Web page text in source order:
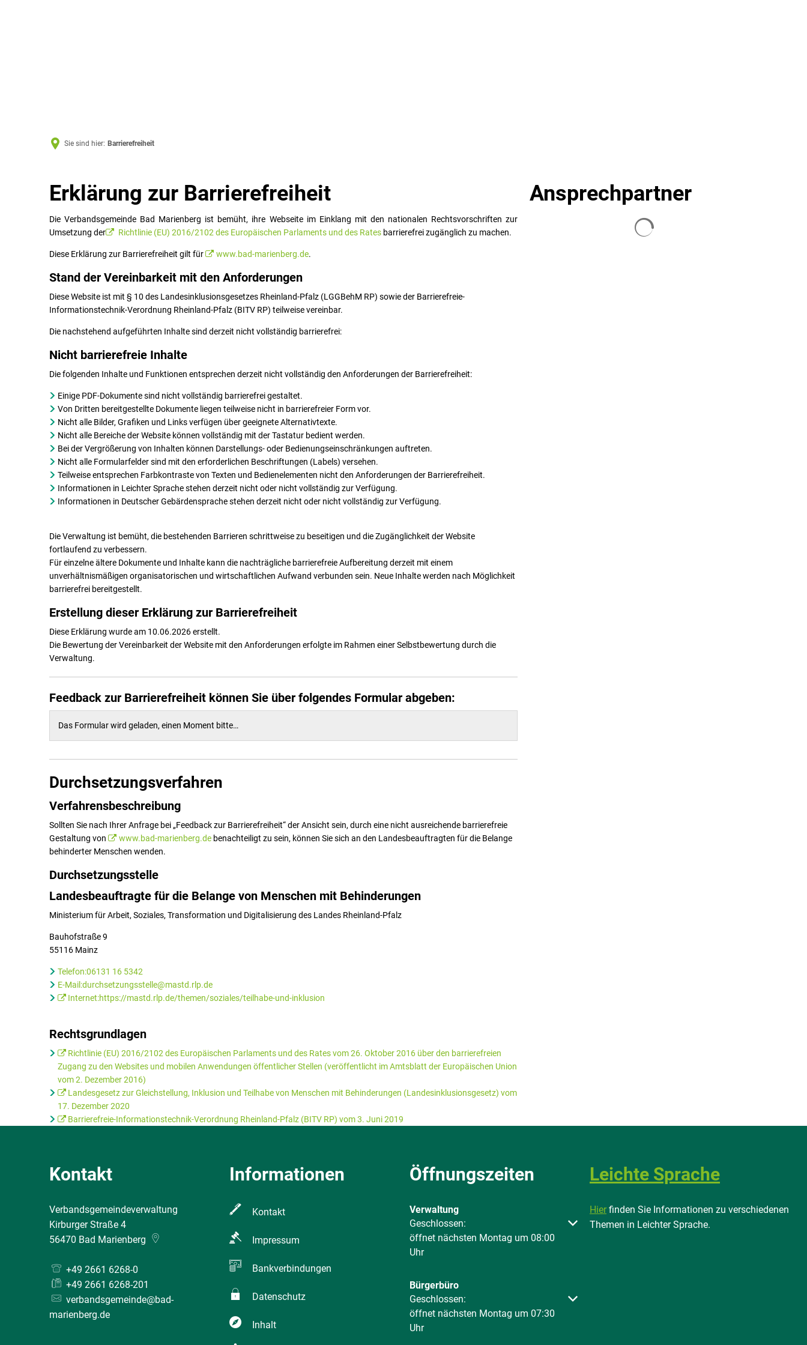
Sie sind hier: Barrierefreiheit
Barrierefreiheit
Erklärung zur Barrierefreiheit
Die Verbandsgemeinde Bad Marienberg ist bemüht, ihre Webseite im Einklang mit den nationalen Rechtsvorschriften zur
Umsetzung der
Richtlinie (EU) 2016/2102 des Europäischen Parlaments und des Ratesbarrierefrei zugänglich zu machen.
Diese Erklärung zur Barrierefreiheit gilt für www.bad-marienberg.de.
Stand der Vereinbarkeit mit den Anforderungen
Diese Website ist mit § 10 des Landesinklusionsgesetzes Rheinland-Pfalz (LGGBehM RP) sowie der Barrierefreie-
Informationstechnik-Verordnung Rheinland-Pfalz (BITV RP) teilweise vereinbar.
Die nachstehend aufgeführten Inhalte sind derzeit nicht vollständig barrierefrei:
Nicht barrierefreie Inhalte
Die folgenden Inhalte und Funktionen entsprechen derzeit nicht vollständig den Anforderungen der Barrierefreiheit:
Einige PDF-Dokumente sind nicht vollständig barrierefrei gestaltet.
Von Dritten bereitgestellte Dokumente liegen teilweise nicht in barrierefreier Form vor.
Nicht alle Bilder, Grafiken und Links verfügen über geeignete Alternativtexte.
Nicht alle Bereiche der Website können vollständig mit der Tastatur bedient werden.
Bei der Vergrößerung von Inhalten können Darstellungs- oder Bedienungseinschränkungen auftreten.
Nicht alle Formularfelder sind mit den erforderlichen Beschriftungen (Labels) versehen.
Teilweise entsprechen Farbkontraste von Texten und Bedienelementen nicht den Anforderungen der Barrierefreiheit.
Informationen in Leichter Sprache stehen derzeit nicht oder nicht vollständig zur Verfügung.
Informationen in Deutscher Gebärdensprache stehen derzeit nicht oder nicht vollständig zur Verfügung.
Die Verwaltung ist bemüht, die bestehenden Barrieren schrittweise zu beseitigen und die Zugänglichkeit der Website
fortlaufend zu verbessern.
Für einzelne ältere Dokumente und Inhalte kann die nachträgliche barrierefreie Aufbereitung derzeit mit einem
unverhältnismäßigen organisatorischen und wirtschaftlichen Aufwand verbunden sein. Neue Inhalte werden nach Möglichkeit
barrierefrei bereitgestellt.
Erstellung dieser Erklärung zur Barrierefreiheit
Diese Erklärung wurde am 10.06.2026 erstellt.
Die Bewertung der Vereinbarkeit der Website mit den Anforderungen erfolgte im Rahmen einer Selbstbewertung durch die
Verwaltung.
Feedback zur Barrierefreiheit können Sie über folgendes Formular abgeben:
Das Formular wird geladen, einen Moment bitte…
Durchsetzungsverfahren
Verfahrensbeschreibung
Sollten Sie nach Ihrer Anfrage bei „Feedback zur Barrierefreiheit“ der Ansicht sein, durch eine nicht ausreichende barrierefreie
Gestaltung von
www.bad-marienberg.debenachteiligt zu sein, können Sie sich an den Landesbeauftragten für die Belange
behinderter Menschen wenden.
Durchsetzungsstelle
Landesbeauftragte für die Belange von Menschen mit Behinderungen
Ministerium für Arbeit, Soziales, Transformation und Digitalisierung des Landes Rheinland-Pfalz
Bauhofstraße 9
55116 Mainz
Telefon:06131 16 5342
E-Mail:durchsetzungsstelle@mastd.rlp.de
Internet:https://mastd.rlp.de/themen/soziales/teilhabe-und-inklusion
Rechtsgrundlagen
Richtlinie (EU) 2016/2102 des Europäischen Parlaments und des Rates vom 26. Oktober 2016 über den barrierefreien
Zugang zu den Websites und mobilen Anwendungen öffentlicher Stellen (veröffentlicht im Amtsblatt der Europäischen Union
vom 2. Dezember 2016)
Landesgesetz zur Gleichstellung, Inklusion und Teilhabe von Menschen mit Behinderungen (Landesinklusionsgesetz) vom
17. Dezember 2020
Barrierefreie-Informationstechnik-Verordnung Rheinland-Pfalz (BITV RP) vom 3. Juni 2019
Ansprechpartner
Kontakt
Verbandsgemeindeverwaltung
Kirburger Straße 4
56470 Bad Marienberg
+49 2661 6268-0
+49 2661 6268-201
verbandsgemeinde@bad-
marienberg.de
Informationen
Kontakt
Impressum
Bankverbindungen
Datenschutz
Inhalt
Öffnungszeiten
Verwaltung
Klicken, um weitere Öffnungs- oder Schließzeiten auszublenden
Geschlossen:
öffnet nächsten Montag um 08:00
Uhr
Bürgerbüro
Klicken, um weitere Öffnungs- oder Schließzeiten auszublenden
Geschlossen:
öffnet nächsten Montag um 07:30
Uhr
Leichte Sprache
Hier finden Sie Informationen zu verschiedenen
Themen in Leichter Sprache.